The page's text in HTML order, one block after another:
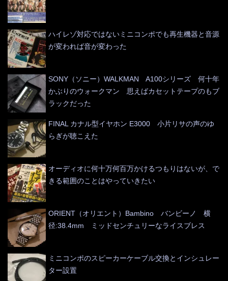
ハイレゾ対応ではないミニコンポでも再生機器と音源
が変われば音が変わった
SONY（ソニー）WALKMAN A100シリーズ 何十年
かぶりのウォークマン 思えばカセットテープのもブ
ラックだった
FINAL カナル型イヤホン E3000 小片リサの声のゆ
らぎが聴こえた
オーディオに何十万何百万かけるつもりはないが、で
きる範囲のことはやっていきたい
ORIENT（オリエント）Bambino バンビーノ 横
径:38.4mm ミッドセンチュリーなライスブレス
ミニコンポのスピーカーケーブル交換とインシュレー
ター設置